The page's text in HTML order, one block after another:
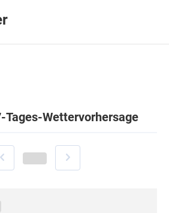
Tages-Wettervorhersage